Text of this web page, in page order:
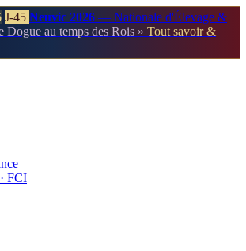
J-45 Neuvic 2026 — Nationale d'Élevage &
Dogue au temps des Rois » Tout savoir &
FCI